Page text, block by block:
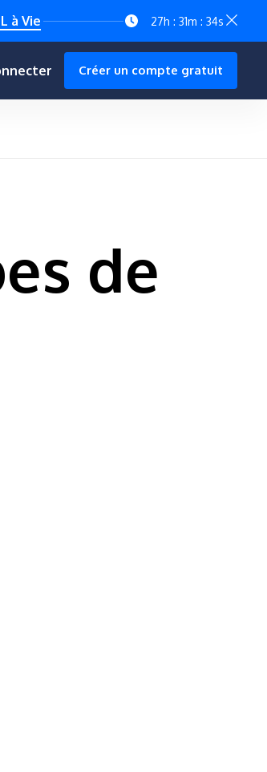
à Vie 27h : 31m : 33s
Créer un compte gratuit
de